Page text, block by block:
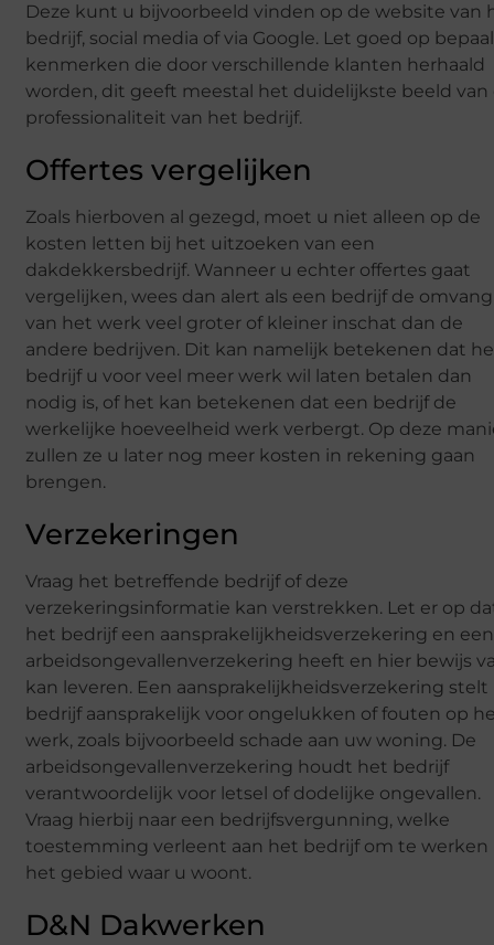
Deze kunt u bijvoorbeeld vinden op de website van
bedrijf, social media of via Google. Let goed op
kenmerken die door verschillende klanten herhaald
worden, dit geeft meestal het duidelijkste beeld van
professionaliteit van het bedrijf.
Offertes vergelijken
Zoals hierboven al gezegd, moet u niet alleen op de
kosten letten bij het uitzoeken van een
dakdekkersbedrijf. Wanneer u echter offertes gaat
vergelijken, wees dan alert als een bedrijf de omvang
van het werk veel groter of kleiner inschat dan de
andere bedrijven. Dit kan namelijk betekenen dat
bedrijf u voor veel meer werk wil laten betalen dan
nodig is, of het kan betekenen dat een bedrijf de
werkelijke hoeveelheid werk verbergt. Op deze
zullen ze u later nog meer kosten in rekening gaan
brengen.
Verzekeringen
Vraag het betreffende bedrijf of deze
verzekeringsinformatie kan verstrekken. Let er op
het bedrijf een aansprakelijkheidsverzekering en een
arbeidsongevallenverzekering heeft en hier bewijs
kan leveren. Een aansprakelijkheidsverzekering
bedrijf aansprakelijk voor ongelukken of fouten op
werk, zoals bijvoorbeeld schade aan uw woning. De
arbeidsongevallenverzekering houdt het bedrijf
verantwoordelijk voor letsel of dodelijke ongevallen.
Vraag hierbij naar een bedrijfsvergunning, welke
toestemming verleent aan het bedrijf om te werken
het gebied waar u woont.
D&N Dakwerken